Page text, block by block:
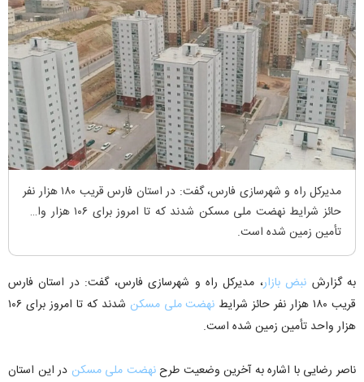
مدیرکل راه و شهرسازی فارس، گفت: در استان فارس قریب ۱۸۰ هزار نفر
حائز شرایط نهضت ملی مسکن شدند که تا امروز برای ۱۰۶ هزار واحد
تأمین زمین شده است.
به گزارش نبض بازار، مدیرکل راه و شهرسازی فارس، گفت: در استان فارس
قریب ۱۸۰ هزار نفر حائز شرایط
نهضت ملی مسکن
شدند که تا امروز برای ۱۰۶
هزار واحد تأمین زمین شده است.
ناصر رضایی با اشاره به آخرین وضعیت طرحنهضت ملی مسکن در این استان